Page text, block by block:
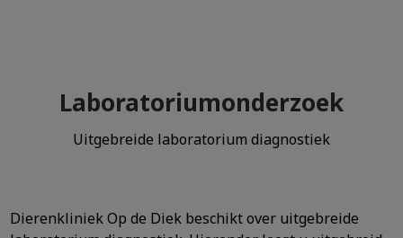
Zoek
Laboratoriumonderzoek
Uitgebreide laboratorium diagnostiek
Dierenkliniek Op de Diek beschikt over uitgebreide